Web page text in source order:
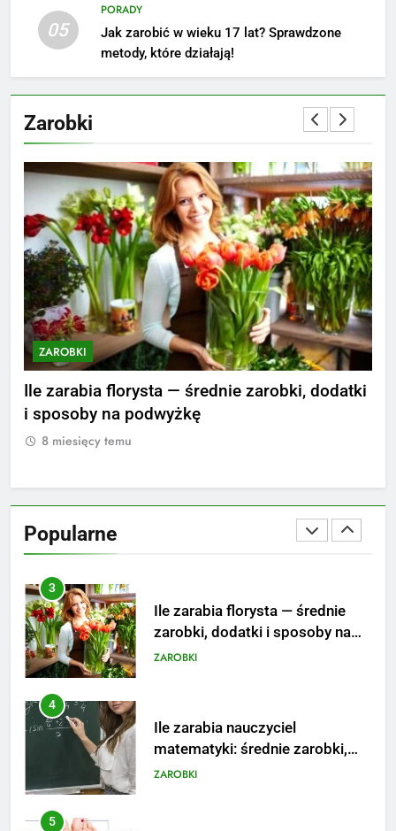
05
PORADY
Jak zarobić w wieku 17 lat? Sprawdzone
metody, które działają!
Zarobki
ZAROBKI
Ile zarabia florysta — średnie zarobki, dodatki
i sposoby na podwyżkę
8 miesięcy temu
Popularne
Jak przygotować się finansowo
na narodziny dziecka: ile to
PORADY
8
opinie i zarobki
PRACA
1
Ile zarabia striptizer: poznaj
aktualne stawki męskiego
striptizera
ZAROBKI
2
poznaj średnie zarobki na tym
stanowisku
ZAROBKI
zarobki, dodatki i sposoby na
4
Ile zarabia nauczyciel
matematyki: średnie zarobki,
dodatki i perspektywy
ZAROBKI
5
Ile zarabia podolog: poznajmy
średnie zarobki na tym
stanowisku
ZAROBKI
6